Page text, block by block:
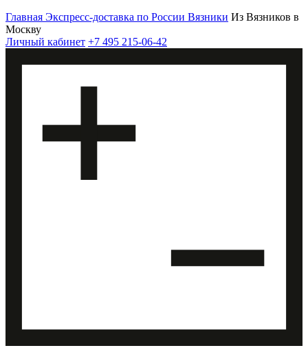
Главная Экспресс-доставка по России Вязники Из Вязников в
Москву
Личный кабинет +7 495 215-06-42